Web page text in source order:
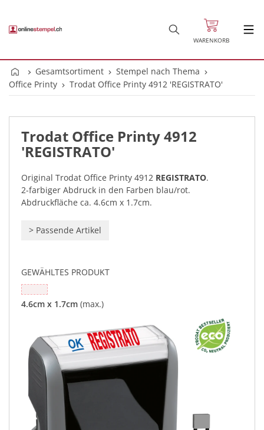
WARENKORB
Gesamtsortiment
Stempel nach Thema
Office Printy
Trodat Office Printy 4912 'REGISTRATO'
Trodat Office Printy 4912
'REGISTRATO'
Original Trodat Office Printy 4912 REGISTRATO.
2-farbiger Abdruck in den Farben blau/rot.
Abdruckfläche ca. 4.6cm x 1.7cm.
> Passende Artikel
GEWÄHLTES PRODUKT